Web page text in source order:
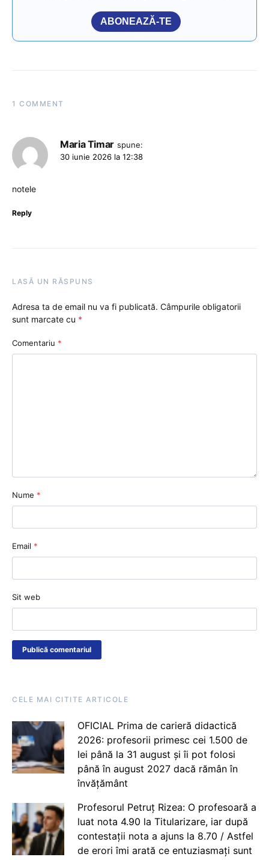
ABONEAZĂ-TE
1 COMMENT
Maria Timar spune:
30 iunie 2026 la 12:38
notele
Reply
LASĂ UN RĂSPUNS
Adresa ta de email nu va fi publicată. Câmpurile obligatorii
sunt marcate cu *
Comentariu *
Nume *
Email *
Sit web
CELE MAI CITITE ARTICOLE
OFICIAL Prima de carieră didactică
2026: profesorii primesc cei 1.500 de
lei până la 31 august și îi pot folosi
până în august 2027 dacă rămân în
învățământ
Profesorul Petruț Rizea: O profesoară a
luat nota 4.90 la Titularizare, iar după
contestații nota a ajuns la 8.70 / Astfel
de erori îmi arată ce entuziasmați sunt